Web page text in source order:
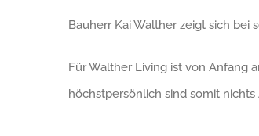
Bauherr Kai Walther zeigt sich bei
Für Walther Living ist von Anfang
höchstpersönlich sind somit